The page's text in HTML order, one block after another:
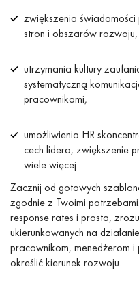
zwiększenia
stron i obszarów rozwoju,
utrzymania kultury
systematyczną
pracownikami,
umożliwienia HR
cech lidera, zwiększenie
wiele więcej.
Zacznij od gotowych
zgodnie z Twoimi
response rates i prosta,
ukierunkowanych na
pracownikom, menedżerom
określić kierunek rozwoju.